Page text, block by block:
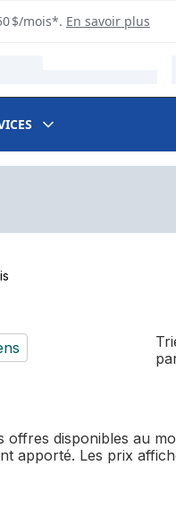
$/mois*. En savoir plus
disponibles au
apporté. Les prix